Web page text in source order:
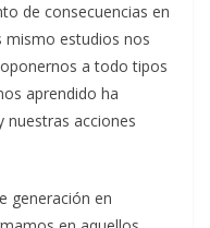
de consecuencias en
mismo estudios nos
a todo tipos
aprendido ha
nuestras acciones
generación en